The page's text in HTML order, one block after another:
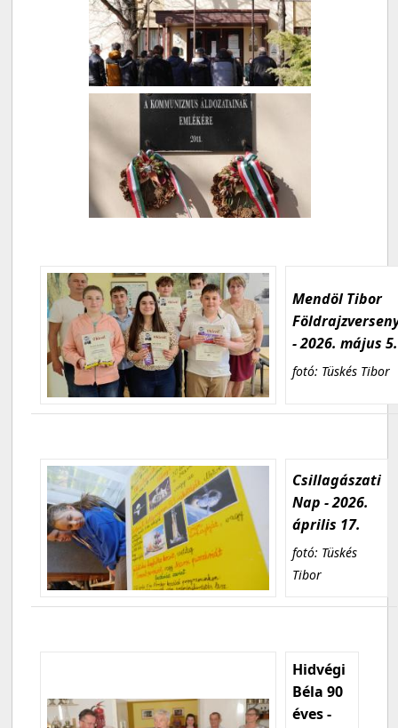
Mendöl Tibor
- 2026. május 5.
fotó: Tüskés Tibor
Csillagászati
Nap - 2026.
április 17.
fotó: Tüskés
Tibor
Hidvégi
Béla 90
éves -